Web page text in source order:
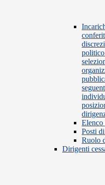
politico
Elenco
Posti
Ruolo
Dirigenti